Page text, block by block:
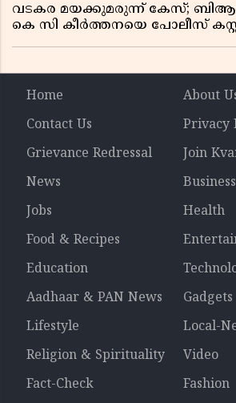
വടകര മയക്കുമരുന്ന് കേസ്;
കെ സി കീർത്തനയെ പോലീസ്
Home
About
Contact Us
Privacy
Grievance Redressal
Join
News
Business
Jobs
Health
Food & Recipes
Education
Aadhaar & PAN News
Gadgets
Lifestyle
Local-
Religion & Spirituality
Video
Fact-Check
Fashion